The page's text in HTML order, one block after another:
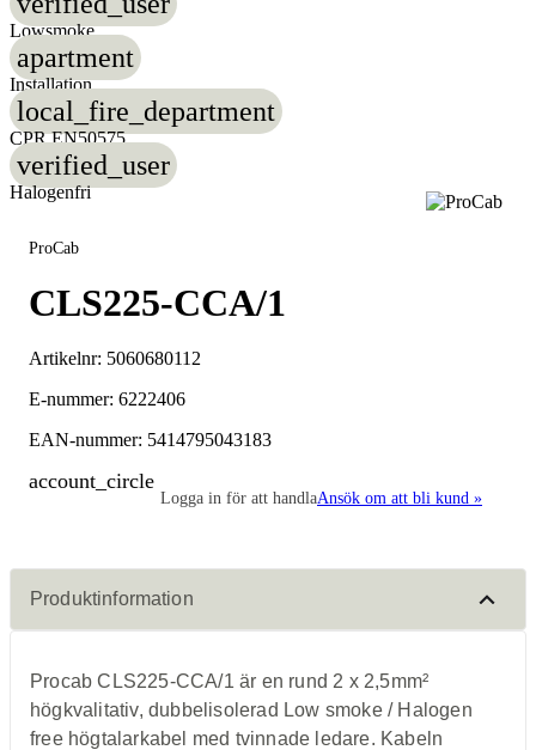
Lowsmoke
apartment
Installation
local_fire_department
CPR EN50575
verified_user
Halogenfri
ProCab
CLS225-CCA/1
Artikelnr: 5060680112
E-nummer: 6222406
EAN-nummer: 5414795043183
account_circle
Logga in för att handlaAnsök om att bli kund »
Produktinformation
Procab CLS225-CCA/1 är en rund 2 x 2,5mm²
högkvalitativ, dubbelisolerad Low smoke / Halogen
free högtalarkabel med tvinnade ledare. Kabeln